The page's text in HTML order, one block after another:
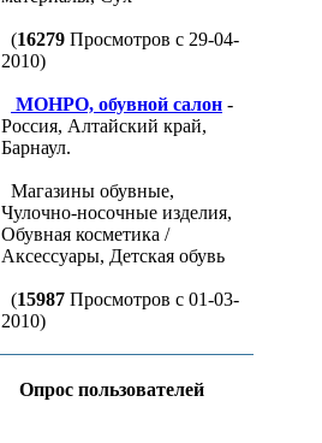
(16279 Просмотров с 29-04-
2010)
МОНРО, обувной салон -
Россия, Алтайский край,
Барнаул.
Магазины обувные,
Чулочно-носочные изделия,
Обувная косметика /
Аксессуары, Детская обувь
(15987 Просмотров с 01-03-
2010)
Опрос пользователей